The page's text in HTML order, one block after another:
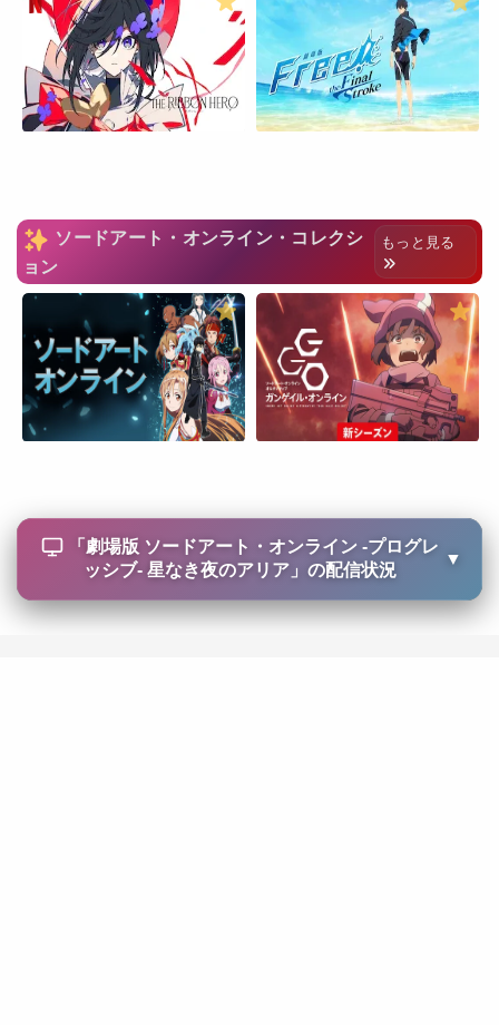
ソードアート・オンライン・コレクシ
ョン
もっと見る
「 劇場版 ソードアート・オンライン -プログレ
ッシブ- 星なき夜のアリア 」の配信状況
▼